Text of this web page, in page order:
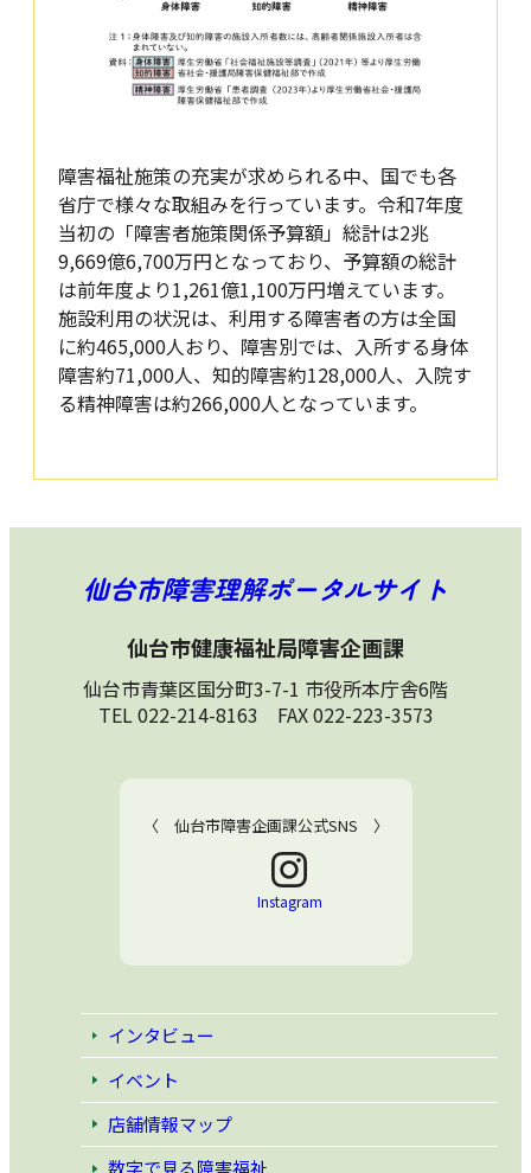
障害福祉施策の充実が求められる中、国でも各
省庁で様々な取組みを行っています。令和7年度
当初の「障害者施策関係予算額」総計は2兆
9,669億6,700万円となっており、予算額の総計
は前年度より1,261億1,100万円増えています。
施設利用の状況は、利用する障害者の方は全国
に約465,000人おり、障害別では、入所する身体
障害約71,000人、知的障害約128,000人、入院す
る精神障害は約266,000人となっています。
仙台市障害理解ポータルサイト
仙台市健康福祉局障害企画課
仙台市青葉区国分町3-7-1 市役所本庁舎6階
TEL 022-214-8163 FAX 022-223-3573
〈 仙台市障害企画課公式SNS 〉
Instagram
インタビュー
イベント
店舗情報マップ